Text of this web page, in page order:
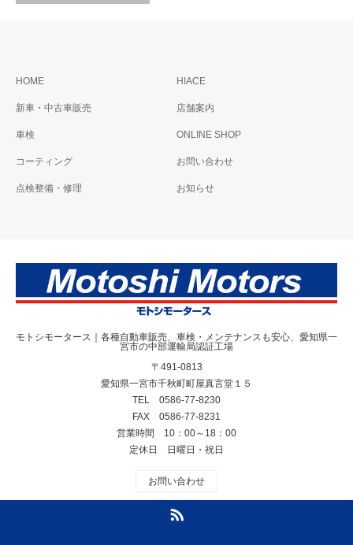
ＢＭＷ３シリーズ
HOME
新車・中古車販売
車検
コーティング
点検整備・修理
HIACE
店舗案内
ONLINE SHOP
お問い合わせ
お知らせ
モトシモータース｜各種自動車販売、車検・メンテナンスも安心、愛知県一
宮市の中部運輸局認証工場
〒491-0813
愛知県一宮市千秋町町屋真言堂１５
TEL 0586-77-8230
FAX 0586-77-8231
営業時間 10：00～18：00
定休日 日曜日・祝日
お問い合わせ